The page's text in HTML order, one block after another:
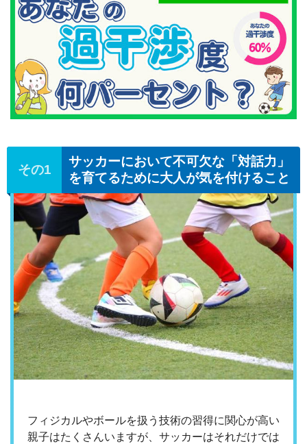
サッカーにおいて不可欠な「対話力」
を育てるために大人が気を付けること
フィジカルやボールを扱う技術の習得に関心が高い
親子はたくさんいますが、サッカーはそれだけでは